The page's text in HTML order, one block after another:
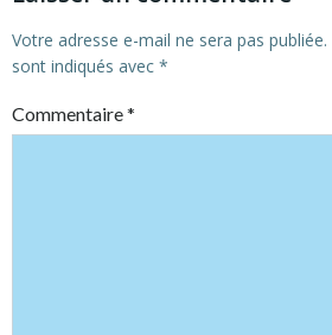
Votre adresse e-mail ne sera pas publiée.
sont indiqués avec *
Commentaire*